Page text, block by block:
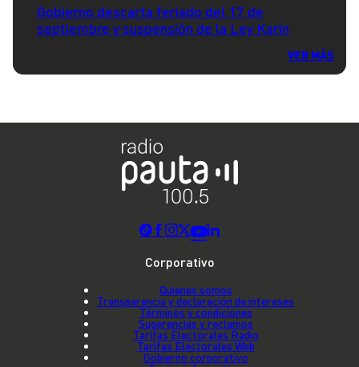
Gobierno descarta feriado del 17 de
septiembre y suspensión de la Ley Karin
VER MÁS
Corporativo
Quienes somos
Transparencia y declaración de intereses
Términos y condiciones
Sugerencias y reclamos
Tarifas Electorales Radio
Tarifas Electorales Web
Gobierno corporativo